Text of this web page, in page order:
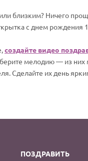
близким? Ничего
с днем рождения
создайте видео
мелодию — из
Сделайте их день
ПОЗДРАВИТЬ